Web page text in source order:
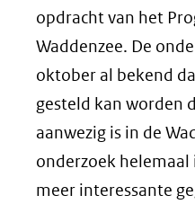
(verwijst
naar
een
andere
website)
opdracht van het
Waddenzee. De
oktober al bekend
gesteld kan worden
aanwezig is in de
onderzoek helemaal
meer interessante